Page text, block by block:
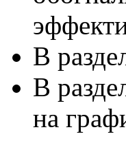
В
В
на